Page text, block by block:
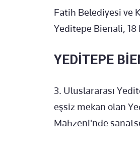
Fatih Belediyesi ve
Yeditepe Bienali, 18
YEDİTEPE
3. Uluslararası
eşsiz mekan olan
Mahzeni'nde